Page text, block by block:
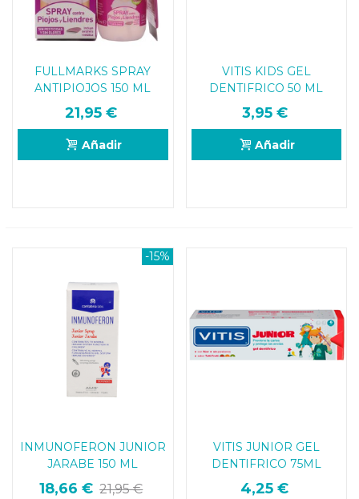
FULLMARKS SPRAY
ANTIPIOJOS 150 ML
21,95 €
Añadir
VITIS KIDS GEL
DENTIFRICO 50 ML
3,95 €
Añadir
-15%
INMUNOFERON JUNIOR
JARABE 150 ML
18,66 € 21,95 €
VITIS JUNIOR GEL
DENTIFRICO 75ML
4,25 €